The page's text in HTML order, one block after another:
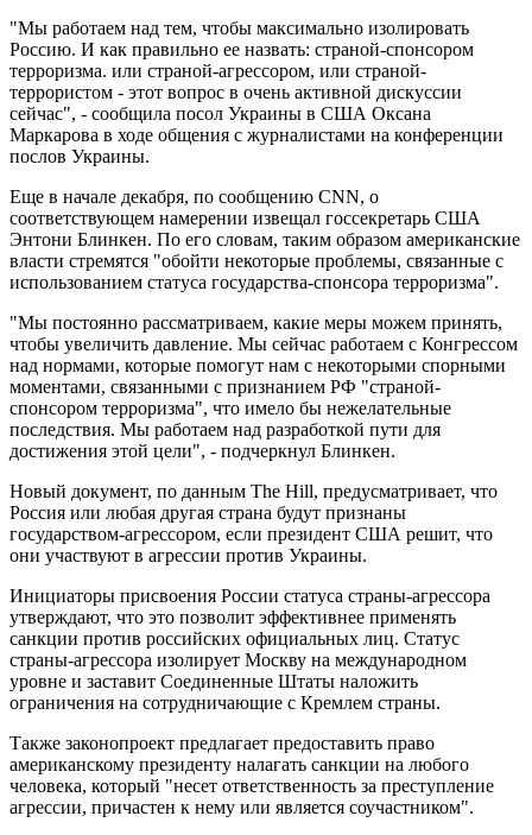
"Мы работаем над тем, чтобы максимально изолировать
Россию. И как правильно ее назвать: страной-спонсором
терроризма. или страной-агрессором, или страной-
террористом - этот вопрос в очень активной дискуссии
сейчас", - сообщила посол Украины в США Оксана
Маркарова в ходе общения с журналистами на конференции
послов Украины.
Еще в начале декабря, по сообщению CNN, о
соответствующем намерении извещал госсекретарь США
Энтони Блинкен. По его словам, таким образом американские
власти стремятся "обойти некоторые проблемы, связанные с
использованием статуса государства-спонсора терроризма".
"Мы постоянно рассматриваем, какие меры можем принять,
чтобы увеличить давление. Мы сейчас работаем с Конгрессом
над нормами, которые помогут нам с некоторыми спорными
моментами, связанными с признанием РФ "страной-
спонсором терроризма", что имело бы нежелательные
последствия. Мы работаем над разработкой пути для
достижения этой цели", - подчеркнул Блинкен.
Новый документ, по данным The Hill, предусматривает, что
Россия или любая другая страна будут признаны
государством-агрессором, если президент США решит, что
они участвуют в агрессии против Украины.
Инициаторы присвоения России статуса страны-агрессора
утверждают, что это позволит эффективнее применять
санкции против российских официальных лиц. Статус
страны-агрессора изолирует Москву на международном
уровне и заставит Соединенные Штаты наложить
ограничения на сотрудничающие с Кремлем страны.
Также законопроект предлагает предоставить право
американскому президенту налагать санкции на любого
человека, который "несет ответственность за преступление
агрессии, причастен к нему или является соучастником".